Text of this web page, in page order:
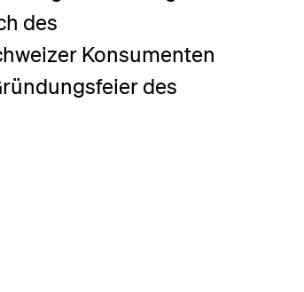
des
Konsumenten
des